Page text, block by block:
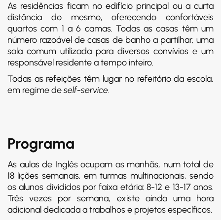
As residências ficam no edifício principal ou a curta
distância do mesmo, oferecendo confortáveis
quartos com 1 a 6 camas. Todas as casas têm um
número razoável de casas de banho a partilhar, uma
sala comum utilizada para diversos convívios e um
responsável residente a tempo inteiro.
Todas as refeições têm lugar no refeitório da escola,
em regime deself-service.
Programa
As aulas de Inglês ocupam as manhãs, num total de
18 lições semanais, em turmas multinacionais, sendo
os alunos divididos por faixa etária: 8-12 e 13-17 anos.
Três vezes por semana, existe ainda uma hora
adicional dedicada a trabalhos e projetos específicos.